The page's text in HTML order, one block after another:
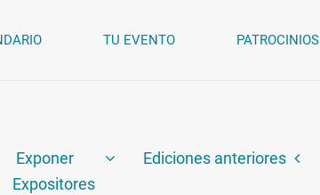
TU EVENTO PATROCINIOS
Exponer
Expositores
Ediciones anteriores